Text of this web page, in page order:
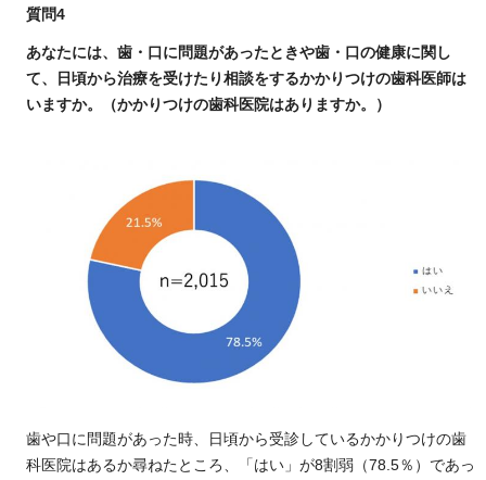
質問4
あなたには、歯・口に問題があったときや歯・口の健康に関し
て、日頃から治療を受けたり相談をするかかりつけの歯科医師は
いますか。（かかりつけの歯科医院はありますか。）
歯や口に問題があった時、日頃から受診しているかかりつけの歯
科医院はあるか尋ねたところ、「はい」が8割弱（78.5％）であっ